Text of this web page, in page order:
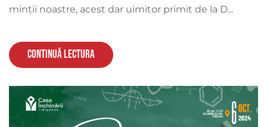
minții noastre, acest dar uimitor primit de la D...
Continuă lectura